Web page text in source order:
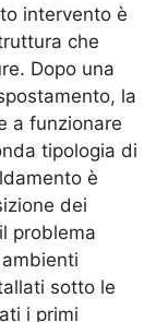
intervento è
che
Dopo una
la
a funzionare
tipologia di
è
dei
problema
sotto le
i primi